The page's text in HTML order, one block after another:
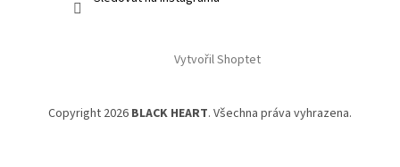
Vytvořil Shoptet
Copyright 2026 BLACK HEART. Všechna práva vyhrazena.